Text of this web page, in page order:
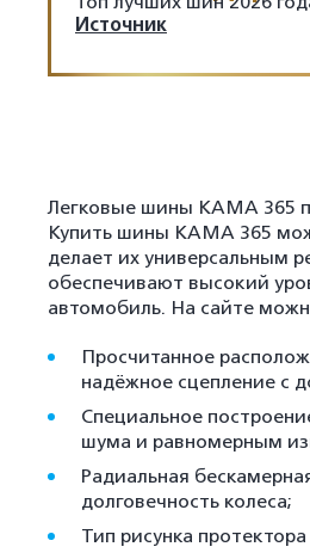
Источник
Легковые шины КАМА 365
Купить шины КАМА 365
делает их универсальным
обеспечивают высокий
автомобиль. На сайте
Просчитанное
надёжное сцепление с
Специальное
шума и равномерным
Радиальная
долговечность колеса;
Тип рисунка